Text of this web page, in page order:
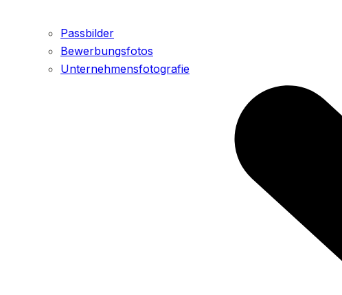
Passbilder
Bewerbungsfotos
Unternehmensfotografie